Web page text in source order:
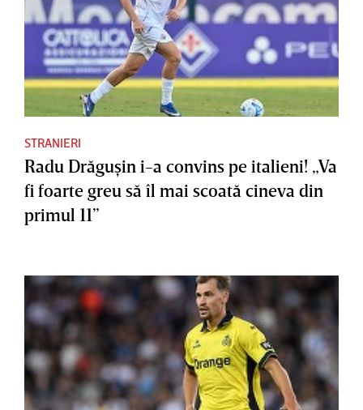
STRANIERI
Radu Drăguşin i-a convins pe italieni! „Va
fi foarte greu să îl mai scoată cineva din
primul 11”